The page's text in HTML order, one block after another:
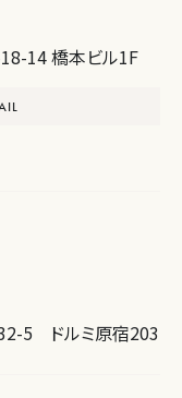
14 橋本ビル1F
5 ドルミ原宿203